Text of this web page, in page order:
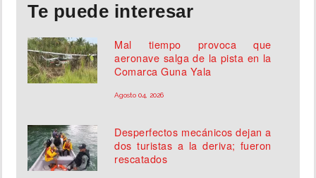
Te puede interesar
Mal tiempo provoca que
aeronave salga de la pista en la
Comarca Guna Yala
Agosto 04, 2026
Desperfectos mecánicos dejan a
dos turistas a la deriva; fueron
rescatados